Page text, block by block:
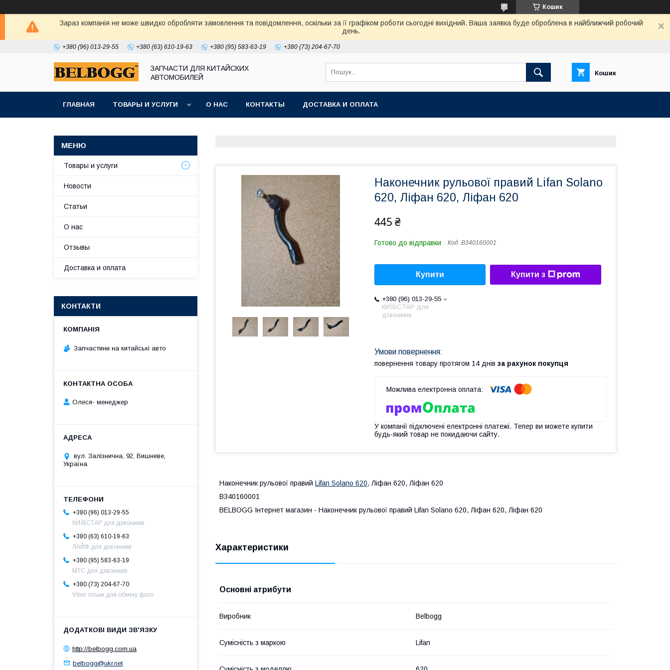
Кошик
Зараз компанія не може швидко обробляти замовлення та повідомлення, оскільки за її графіком роботи сьогодні вихідний. Ваша заявка буде оброблена в найближчий робочий
день.
+380 (96) 013-29-55 +380 (63) 610-19-63 +380 (95) 583-63-19 +380 (73) 204-67-70
ЗАПЧАСТИ ДЛЯ КИТАЙСКИХ
АВТОМОБИЛЕЙ
Кошик
ГЛАВНАЯ ТОВАРЫ И УСЛУГИ О НАС КОНТАКТЫ ДОСТАВКА И ОПЛАТА
Наконечник рульової правий Lifan Solano
620, Ліфан 620, Ліфан 620
445 ₴
Готово до відправки Код: B340160001
Купити Купити з
+380 (96) 013-29-55
КИЇВСТАР для
дзвоників
повернення товару протягом 14 днів за рахунок покупця
У компанії підключені електронні платежі. Тепер ви можете купити
будь-який товар не покидаючи сайту.
Наконечник рульової правий Lifan Solano 620, Ліфан 620, Ліфан 620
B340160001
BELBOGG Інтернет магазин - Наконечник рульової правий Lifan Solano 620, Ліфан 620, Ліфан 620
Характеристики
Основні атрибути
Виробник Belbogg
Сумісність з маркою Lifan
Товары и услуги
Новости
Статьи
О нас
Отзывы
Доставка и оплата
КОНТАКТИ
Запчастини на китайські авто
Олеся- менеджер
вул. Залізнична, 92, Вишневе,
Україна
+380 (96) 013-29-55
КИЇВСТАР для дзвоників
+380 (63) 610-19-63
ЛАЙФ для дзвоників
+380 (95) 583-63-19
МТС для дзвоників
+380 (73) 204-67-70
Viber тільки для обміну фото
http://belbogg.com.ua
belbogg@ukr.net